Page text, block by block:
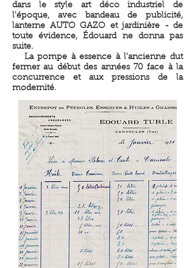
dans le style art déco industriel de
l'époque, avec bandeau de publicité,
lanterne AUTO GAZO et jardinière - de
toute évidence, Édouard ne donna pas
suite.
La pompe à essence à l'ancienne dut
fermer au début des années 70 face à la
concurrence et aux pressions de la
modernité.